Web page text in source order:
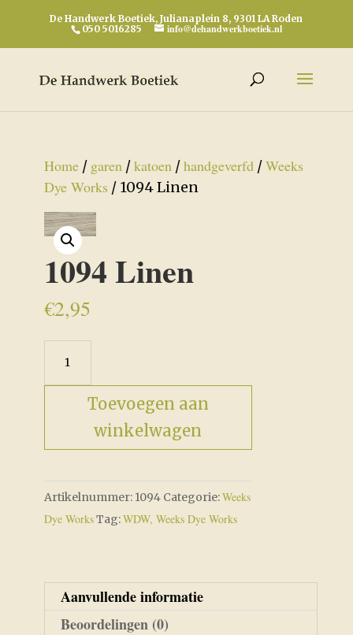
De Handwerk Boetiek, Julianaplein 8, 9301 LA Roden
050 5016285
info@dehandwerkboetiek.nl
Home/ garen/katoen/handgeverfd/Weeks
Dye Works / 1094 Linen
1094 Linen
€2,95
Linen
Toevoegen aan
winkelwagen
Artikelnummer: 1094 Categorie:Weeks
Dye WorksTag:WDW, Weeks Dye Works
Aanvullende informatie
Beoordelingen (0)